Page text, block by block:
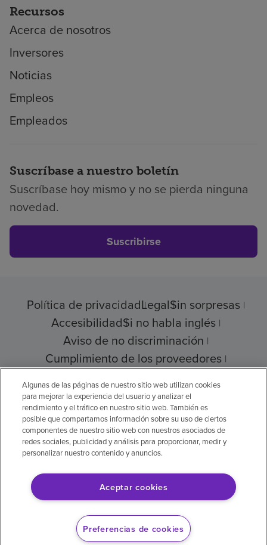
Recursos
Acerca de nosotros
Inversores
Noticias
Empleos
Empleados
Suscríbase a nuestro boletín
Suscríbase hoy mismo y no se pierda ninguna
novedad.
Suscribirse
Política de privacidadLegalSin sorpresas
AccesibilidadSi no habla inglés
Aviso de no discriminación
Cumplimiento de los proveedores
© 2026 Encompass Health Corporation
Preferencias de cookies
Aviso legal: Se tradujo con la ayuda de
inteligencia artificial (IA). La versión en inglés
es la versión oficial.
Algunas de las páginas de nuestro sitio web utilizan cookies
para mejorar la experiencia del usuario y analizar el
rendimiento y el tráfico en nuestro sitio web. También es
posible que compartamos información sobre su uso de ciertos
componentes de nuestro sitio web con nuestros asociados de
redes sociales, publicidad y análisis para proporcionar, medir y
personalizar nuestro contenido y anuncios.
Aceptar cookies
Preferencias de cookies